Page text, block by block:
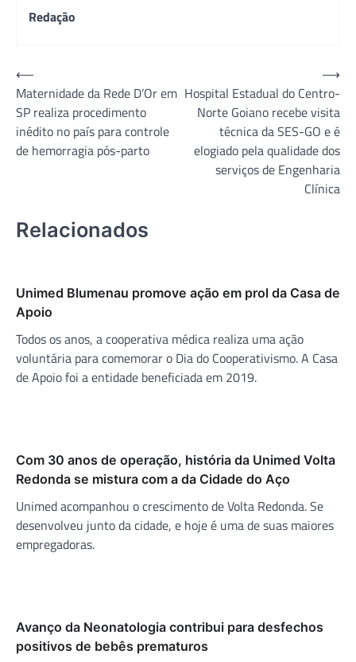
Redação
Navegação
de
Post
⟵
Maternidade da Rede D’Or em
SP realiza procedimento
inédito no país para controle
de hemorragia pós-parto
Hospital Estadual do Centro-
Norte Goiano recebe visita
técnica da SES-GO e é
elogiado pela qualidade dos
serviços de Engenharia
Clínica
⟶
Relacionados
Unimed Blumenau promove ação em prol da Casa de
Apoio
Todos os anos, a cooperativa médica realiza uma ação
voluntária para comemorar o Dia do Cooperativismo. A Casa
de Apoio foi a entidade beneficiada em 2019.
Com 30 anos de operação, história da Unimed Volta
Redonda se mistura com a da Cidade do Aço
Unimed acompanhou o crescimento de Volta Redonda. Se
desenvolveu junto da cidade, e hoje é uma de suas maiores
empregadoras.
Avanço da Neonatologia contribui para desfechos
positivos de bebês prematuros